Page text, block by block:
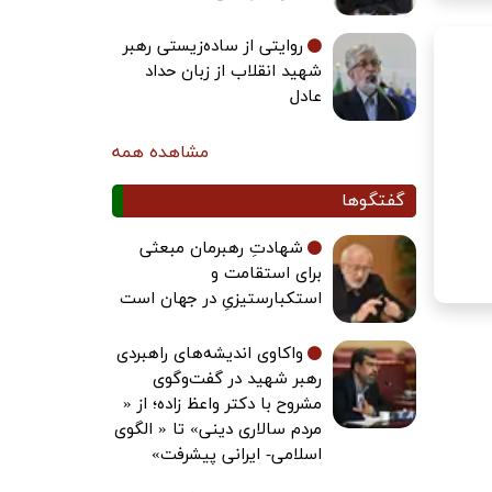
روایتی از ساده‌زیستی رهبر
شهید انقلاب از زبان حداد
عادل
مشاهده همه
گفتگوها
شهادتِ رهبرمان مبعثی
برای استقامت و
استکبارستیزیِ در جهان است
واکاوی اندیشه‌های راهبردی
رهبر شهید در گفت‌وگوی
مشروح با دکتر واعظ زاده؛ از «
مردم سالاری دینی» تا « الگوی
اسلامی- ایرانی پیشرفت»